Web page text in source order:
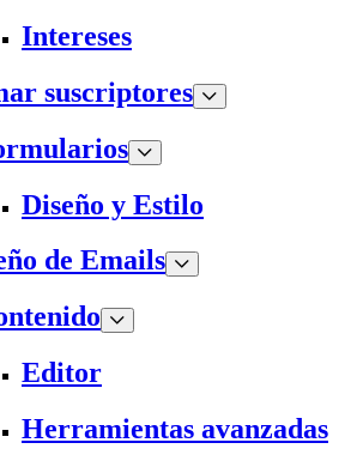
Intereses
suscriptores
Diseño y Estilo
de Emails
Editor
Herramientas avanzadas